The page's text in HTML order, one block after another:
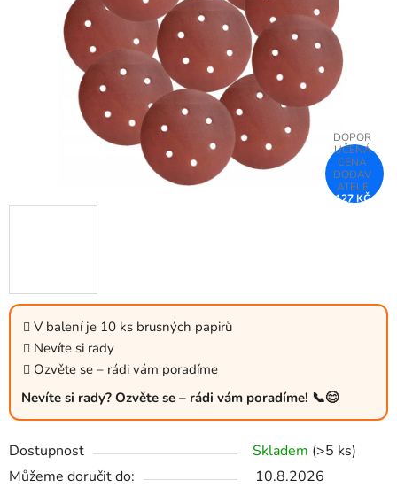
V balení je 10 ks brusných papirů
Nevíte si rady
Ozvěte se – rádi vám poradíme
Nevíte si rady? Ozvěte se – rádi vám poradíme! 📞😊
Dostupnost Skladem (>5 ks)
Můžeme doručit do:
10.8.2026
hvězdiček.
127 KČ